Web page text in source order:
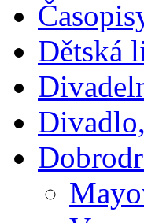
Dětská